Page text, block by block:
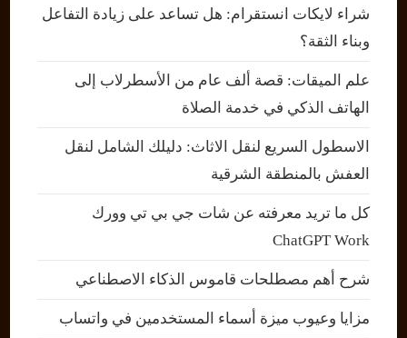
شراء لايكات انستقرام: هل تساعد على زيادة التفاعل
وبناء الثقة؟
علم الميقات: قصة ألف عام من الأسطرلاب إلى
الهاتف الذكي في خدمة الصلاة
الاسطول السريع لنقل الاثاث: دليلك الشامل لنقل
العفش بالمنطقة الشرقية
كل ما تريد معرفته عن شات جي بي تي وورك
ChatGPT Work
شرح أهم مصطلحات قاموس الذكاء الاصطناعي
مزايا وعيوب ميزة أسماء المستخدمين في واتساب